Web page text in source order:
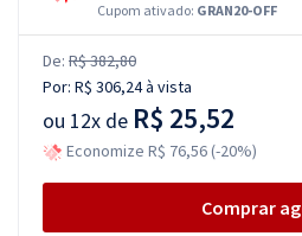
Cupom ativado: GRAN20-OFF
De: R$ 382,80
Por: R$ 306,24à vista
ou 12x de R$ 25,52
Economize R$ 76,56 (-20%)
Comprar